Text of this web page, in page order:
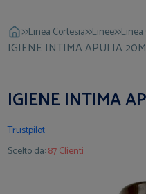
>>Linea Cortesia>>Linee>>
IGIENE INTIMA APULIA
IGIENE INTIMA
Trustpilot
Scelto da:87 Clienti